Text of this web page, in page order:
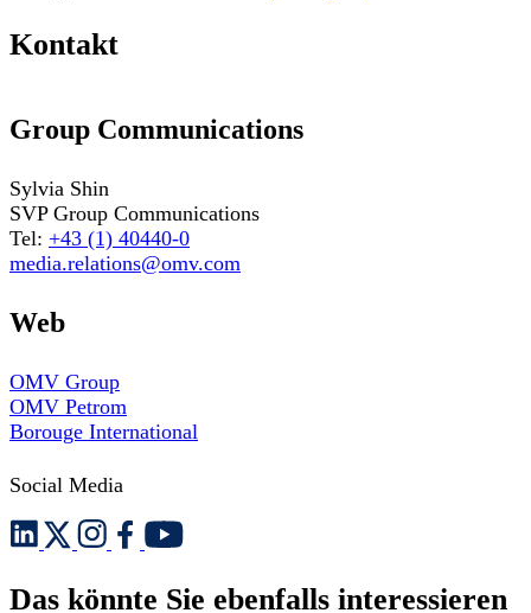
Kontakt
Group Communications
Sylvia Shin
SVP Group Communications
Tel: +43 (1) 40440-0
media.relations@omv.com
Web
OMV Group
OMV Petrom
Borouge International
Social Media
Das könnte Sie ebenfalls interessieren